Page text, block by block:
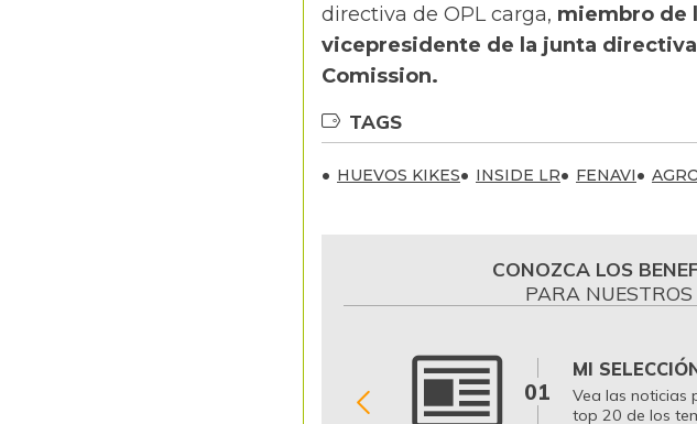
directiva de OPL carga, miembro de
vicepresidente de la junta
Comission.
TAGS
HUEVOS KIKES INSIDE LR FENAVI
CONOZCA LOS
PARA NUESTROS
01
MI
Vea las noticias
top 20 de los